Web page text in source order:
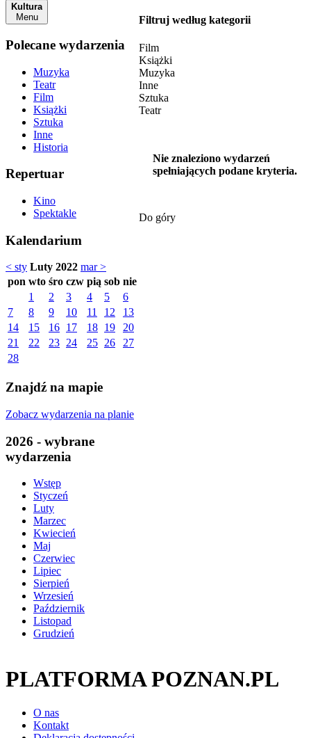
Kultura
Menu
Polecane wydarzenia
Muzyka
Teatr
Film
Książki
Sztuka
Inne
Historia
Repertuar
Kino
Spektakle
Kalendarium
< sty Luty 2022 mar >
pon wto śro czw pią sob nie
1
2 3 4 5
6
7
8 9 10 11 12
13
14
15 16 17 18 19
20
21
22 23 24 25 26
27
28
Znajdź na mapie
Zobacz wydarzenia na planie
2026 - wybrane
wydarzenia
Wstęp
Styczeń
Luty
Marzec
Kwiecień
Maj
Czerwiec
Lipiec
Sierpień
Wrzesień
Październik
Listopad
Grudzień
Filtruj według kategorii
Film
Książki
Muzyka
Inne
Sztuka
Teatr
Nie znaleziono wydarzeń
spełniających podane kryteria.
Do góry
PLATFORMA POZNAN.PL
O nas
Kontakt